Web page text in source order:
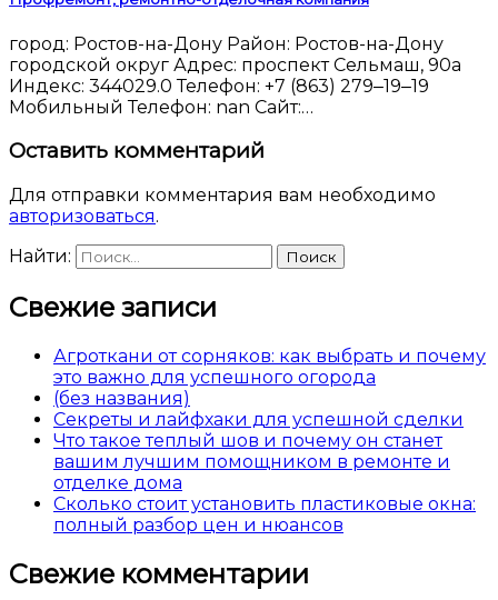
город: Ростов-на-Дону Район: Ростов-на-Дону
городской округ Адрес: проспект Сельмаш, 90а
Индекс: 344029.0 Телефон: +7 (863) 279‒19‒19
Мобильный Телефон: nan Сайт:…
Оставить комментарий
Для отправки комментария вам необходимо
авторизоваться.
Найти:
Свежие записи
Агроткани от сорняков: как выбрать и почему
это важно для успешного огорода
(без названия)
Секреты и лайфхаки для успешной сделки
Что такое теплый шов и почему он станет
вашим лучшим помощником в ремонте и
отделке дома
Сколько стоит установить пластиковые окна:
полный разбор цен и нюансов
Свежие комментарии